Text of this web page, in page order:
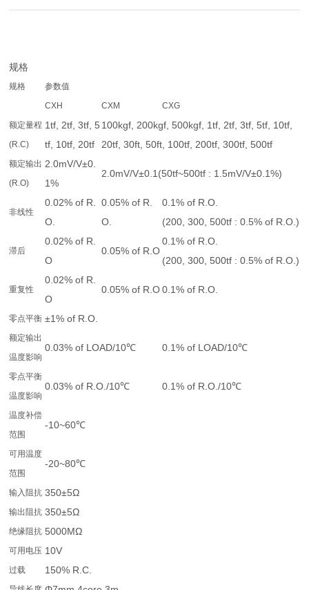
规格
规格
参数值
CXH
CXM
CXG
额定量程
(R.C)
1tf, 2tf, 3tf, 5
tf, 10tf, 20tf
100kgf, 200kgf, 500kgf, 1tf, 2tf, 3tf, 5tf, 10tf,
20tf, 30ft, 50ft, 100tf, 200tf, 300tf, 500tf
额定输出
(R.O)
2.0mV/V±0.
1%
2.0mV/V±0.1(50tf~500tf : 1.5mV/V±0.1%)
非线性
0.02% of R.
O.
0.05% of R.
O.
0.1% of R.O.
(200, 300, 500tf : 0.5% of R.O.)
滞后
0.02% of R.
O
0.05% of R.O
0.1% of R.O.
(200, 300, 500tf : 0.5% of R.O.)
重复性
0.02% of R.
O
0.05% of R.O 0.1% of R.O.
零点平衡 ±1% of R.O.
额定输出
温度影响
0.03% of LOAD/10℃ 0.1% of LOAD/10℃
零点平衡
温度影响
0.03% of R.O./10℃ 0.1% of R.O./10℃
温度补偿
范围
-10~60℃
可用温度
范围
-20~80℃
输入阻抗 350±5Ω
输出阻抗 350±5Ω
绝缘阻抗 5000MΩ
可用电压 10V
过载 150% R.C.